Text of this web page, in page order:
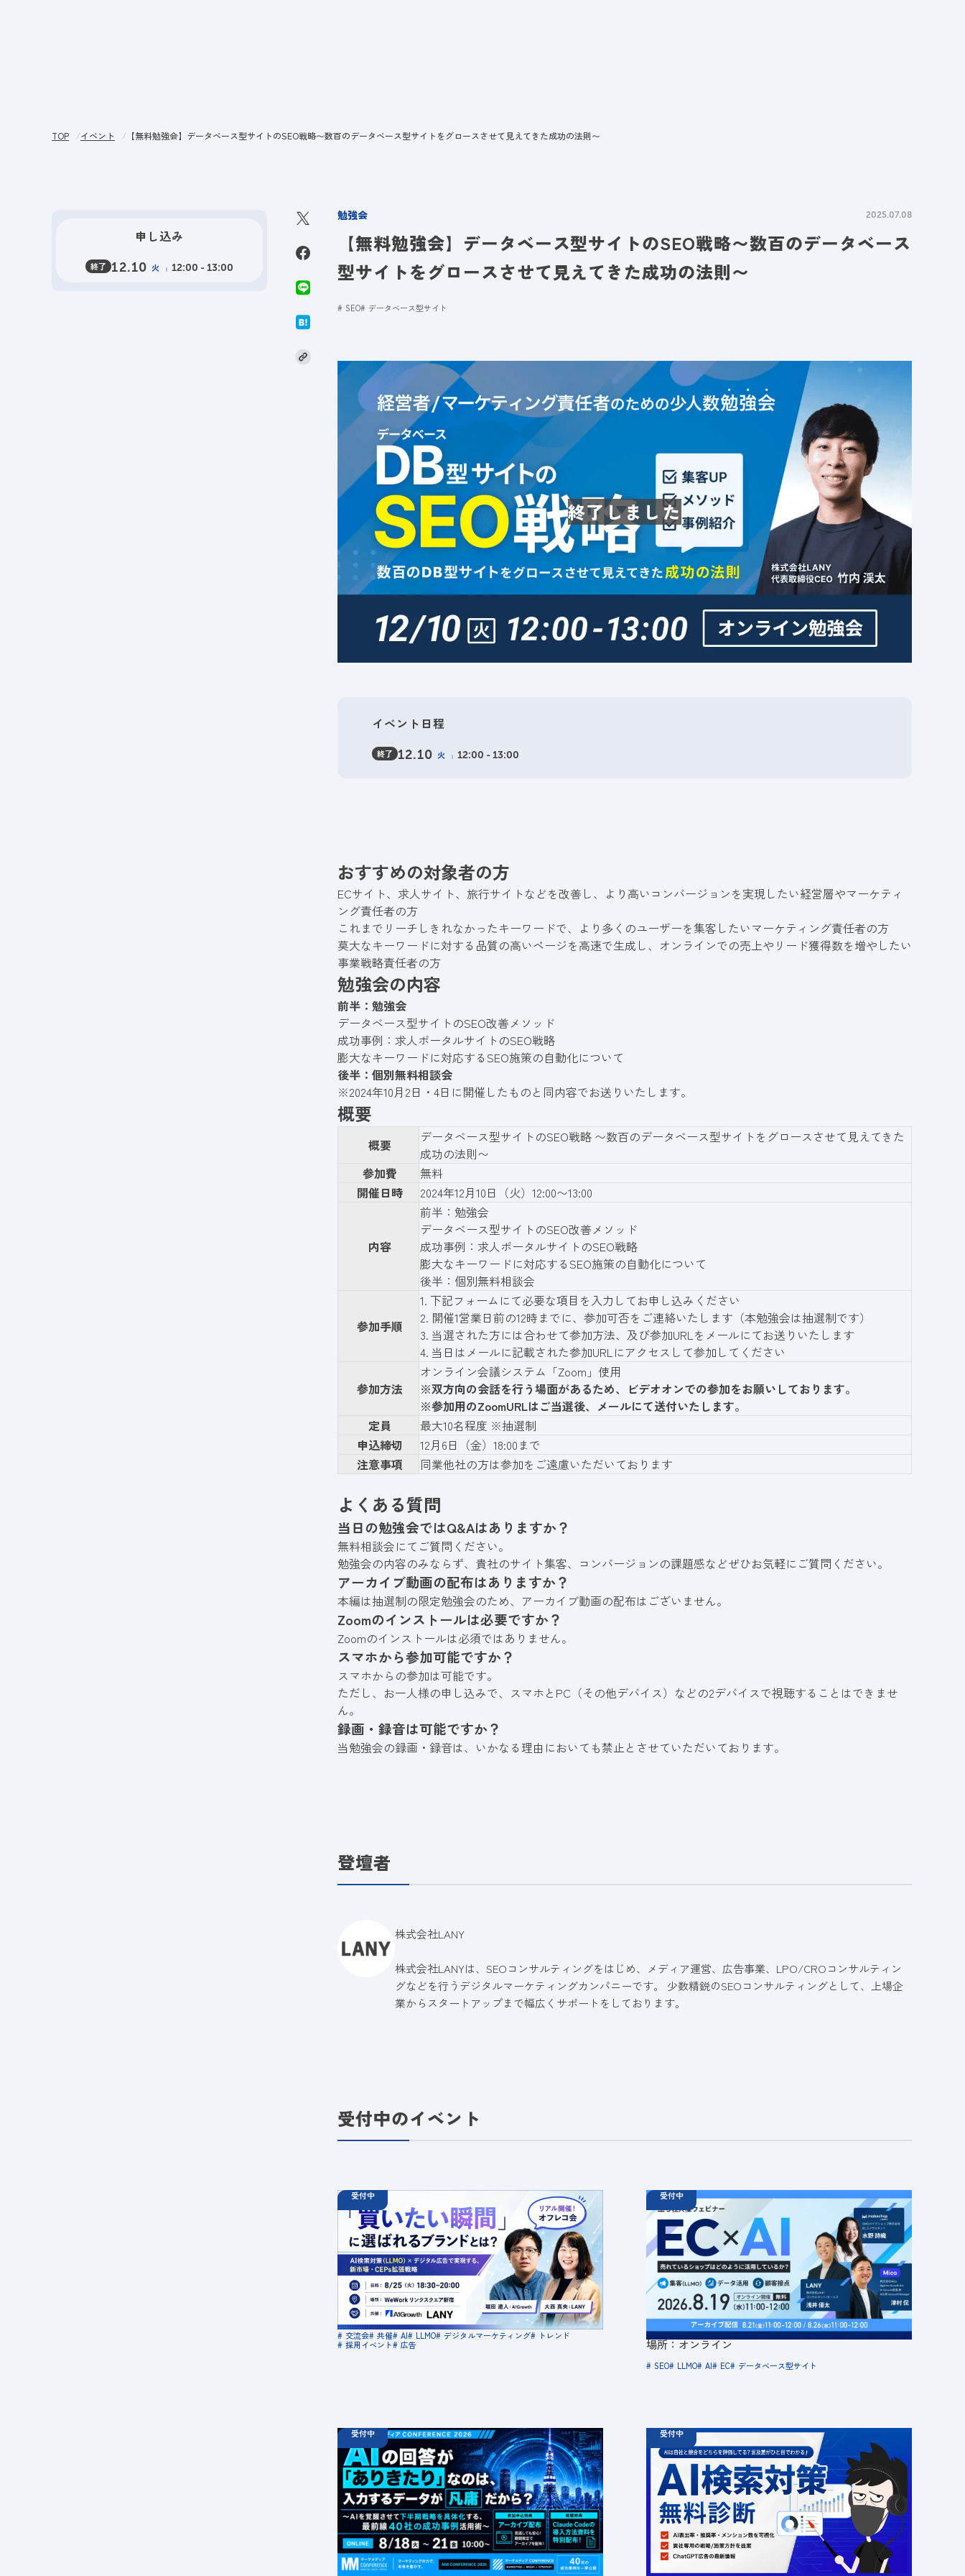
TOP イベント 【無料勉強会】データベース型サイトのSEO戦略〜数百のデータベース型サイトをグロースさせて見えてきた成功の法則〜
勉強会 2025.07.08
【無料勉強会】データベース型サイトのSEO戦略〜数百のデータベース
型サイトをグロースさせて見えてきた成功の法則〜
SEO データベース型サイト
イベント日程
終了 12.10 火 12:00 - 13:00
おすすめの対象者の方
ECサイト、求人サイト、旅行サイトなどを改善し、より高いコンバージョンを実現したい経営層やマーケティ
ング責任者の方
これまでリーチしきれなかったキーワードで、より多くのユーザーを集客したいマーケティング責任者の方
莫大なキーワードに対する品質の高いページを高速で生成し、オンラインでの売上やリード獲得数を増やしたい
事業戦略責任者の方
勉強会の内容
前半：勉強会
データベース型サイトのSEO改善メソッド
成功事例：求人ポータルサイトのSEO戦略
膨大なキーワードに対応するSEO施策の自動化について
後半：個別無料相談会
※2024年10月2日・4日に開催したものと同内容でお送りいたします。
概要
概要
データベース型サイトのSEO戦略 〜数百のデータベース型サイトをグロースさせて見えてきた
成功の法則〜
参加費
無料
開催日時
2024年12月10日（火）12:00〜13:00
内容
前半：勉強会
データベース型サイトのSEO改善メソッド
成功事例：求人ポータルサイトのSEO戦略
膨大なキーワードに対応するSEO施策の自動化について
後半：個別無料相談会
参加手順
1. 下記フォーム にて必要な項目を入力してお申し込みください
2. 開催1営業日前の12時までに、参加可否をご連絡いたします（本勉強会は抽選制です）
3. 当選された方には合わせて参加方法、及び参加URLをメールにてお送りいたします
4. 当日はメールに記載された参加URLにアクセスして参加してください
参加方法
オンライン会議システム「Zoom」使用
※双方向の会話を行う場面があるため、ビデオオンでの参加をお願いしております。
※参加用のZoomURLはご当選後、メールにて送付いたします。
定員
最大10名程度 ※抽選制
申込締切
12月6日（金）18:00まで
注意事項
同業他社の方は参加をご遠慮いただいております
よくある質問
当日の勉強会ではQ&Aはありますか？
無料相談会にてご質問ください。
勉強会の内容のみならず、貴社のサイト集客、コンバージョンの課題感などぜひお気軽にご質問ください。
アーカイブ動画の配布はありますか？
本編は抽選制の限定勉強会のため、アーカイブ動画の配布はございません。
Zoomのインストールは必要ですか？
Zoomのインストールは必須ではありません。
スマホから参加可能ですか？
スマホからの参加は可能です。
ただし、お一人様の申し込みで、スマホとPC（その他デバイス）などの2デバイスで視聴することはできませ
ん。
録画・録音は可能ですか？
当勉強会の録画・録音は、いかなる理由においても禁止とさせていただいております。
登壇者
株式会社LANY
株式会社LANYは、SEOコンサルティングをはじめ、メディア運営、広告事業、LPO/CROコンサルティン
グなどを行うデジタルマーケティングカンパニーです。 少数精鋭のSEOコンサルティングとして、上場企
業からスタートアップまで幅広くサポートをしております。
受付中のイベント
受付中
オフラインイベント 18:30 - 20:00
【オフラインイベント】「買いたい瞬間」に選ばれ
るブランドとは？AI検索対策（LLMO）×デジタル
広告で実現する、新市場・CEPs拡張戦略
定員数：50名
金額：無料
場所：東京都渋谷区千駄ヶ谷5-27-5 リンクスクエア新
宿16F WeWork内 最寄り：新宿駅・代々木駅・新宿三丁
目駅
交流会 共催 AI LLMO デジタルマーケティング
トレンド
採用イベント
広告
受付中
ウェビナー 08.19 水 11:00 - 12:00
11:00 - 12:00
水 11:00 - 12:00
【無料セミナー】EC × AI 売れているショップはど
のように活用しているか？ 「集客（LLMO）」「デ
ータ活用」「顧客接点」
定員数：500名
金額：無料
場所：オンライン
SEO LLMO AI EC データベース型サイト
受付中
ウェビナー 08.18 火 10:00 -
08.21 金 16:00
【無料カンファレンス】AIの回答が「ありきたり」
なのは、入力するデータが凡庸だから？ 〜AIを覚
醒させて下半期戦略を具体化する、最前線40社の
成功事例活用術〜
定員数：1000名
金額：無料
場所：オンライン
受付中
診断 06.19
12.31 金 00:00
ChatGPT広告の最新動向・AI検索対策に関する無
料相談受付中
定員数：500名
金額：無料
場所：オンライン
AI LLMO 広告
申し込み
終了 12.10 火 12:00 - 13:00